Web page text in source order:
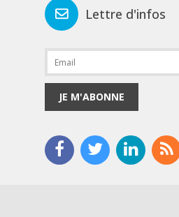
Lettre d'infos
JE M'ABONNE